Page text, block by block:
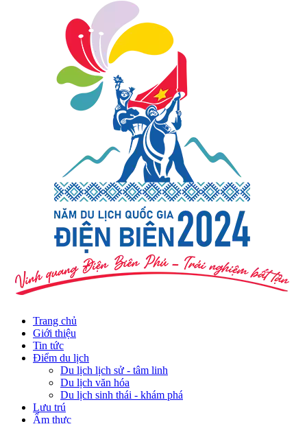
Trang chủ
Giới thiệu
Tin tức
Điểm du lịch
Du lịch lịch sử - tâm linh
Du lịch văn hóa
Du lịch sinh thái - khám phá
Lưu trú
Ẩm thực